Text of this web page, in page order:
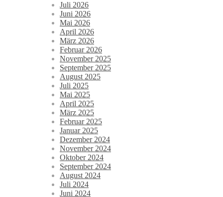
Juli 2026
Juni 2026
Mai 2026
April 2026
März 2026
Februar 2026
November 2025
September 2025
August 2025
Juli 2025
Mai 2025
April 2025
März 2025
Februar 2025
Januar 2025
Dezember 2024
November 2024
Oktober 2024
September 2024
August 2024
Juli 2024
Juni 2024